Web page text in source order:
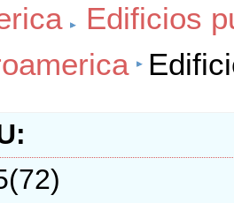
Edificios